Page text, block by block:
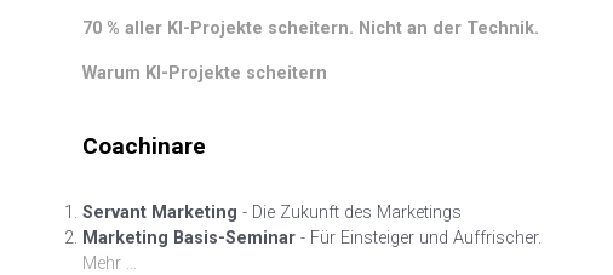
70 % aller KI-Projekte scheitern. Nicht an der Technik.
Warum KI-Projekte scheitern
Coachinare
Servant Marketing - Die Zukunft des Marketings
Marketing Basis-Seminar - Für Einsteiger und Auffrischer.
Mehr ...